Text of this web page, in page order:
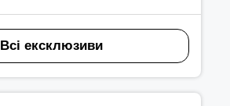
Всі ексклюзиви